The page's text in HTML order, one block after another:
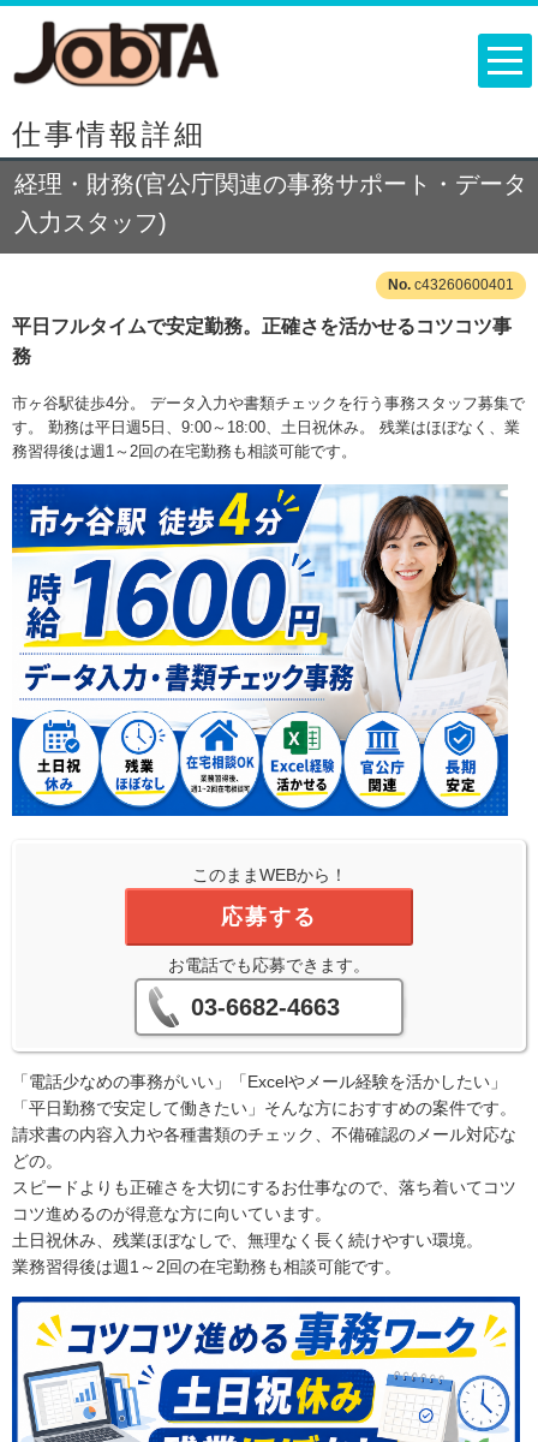
仕事情報詳細
経理・財務(官公庁関連の事務サポート・データ
入力スタッフ)
c43260600401
平日フルタイムで安定勤務。正確さを活かせるコツコツ事
務
市ヶ谷駅徒歩4分。 データ入力や書類チェックを行う事務スタッフ募集で
す。 勤務は平日週5日、9:00～18:00、土日祝休み。 残業はほぼなく、業
務習得後は週1～2回の在宅勤務も相談可能です。
このままWEBから！
応募する
お電話でも応募できます。
03-6682-4663
「電話少なめの事務がいい」「Excelやメール経験を活かしたい」
「平日勤務で安定して働きたい」そんな方におすすめの案件です。
請求書の内容入力や各種書類のチェック、不備確認のメール対応な
どの。
スピードよりも正確さを大切にするお仕事なので、落ち着いてコツ
コツ進めるのが得意な方に向いています。
土日祝休み、残業ほぼなしで、無理なく長く続けやすい環境。
業務習得後は週1～2回の在宅勤務も相談可能です。